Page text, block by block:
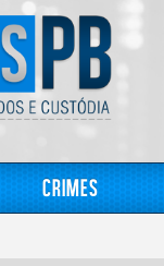
Crimes